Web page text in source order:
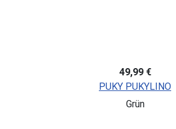
49,99 €
PUKY PUKYLINO
Grün